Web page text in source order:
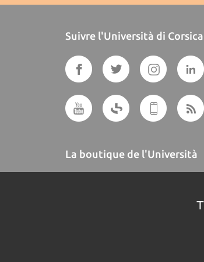
Suivre l'Università di Corsica
La boutique de l'Università